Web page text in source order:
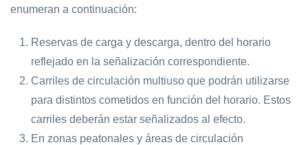
enumeran a continuación:
Reservas de carga y descarga, dentro del horario
reflejado en la señalización correspondiente.
Carriles de circulación multiuso que podrán utilizarse
para distintos cometidos en función del horario. Estos
carriles deberán estar señalizados al efecto.
En zonas peatonales y áreas de circulación